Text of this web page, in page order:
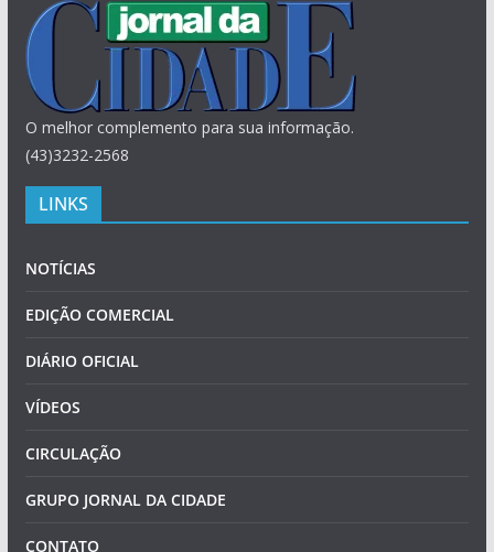
O melhor complemento para sua informação.
(43)3232-2568
LINKS
NOTÍCIAS
EDIÇÃO COMERCIAL
DIÁRIO OFICIAL
VÍDEOS
CIRCULAÇÃO
GRUPO JORNAL DA CIDADE
CONTATO